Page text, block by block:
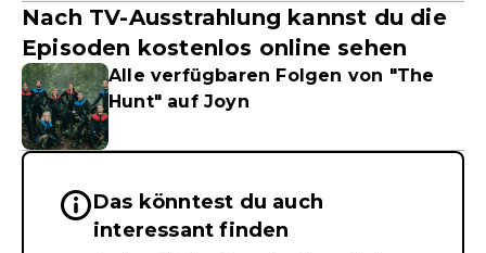
Nach TV-Ausstrahlung kannst du die
Episoden kostenlos online sehen
Alle verfügbaren Folgen von "The
Hunt" auf Joyn
Wichtige Hinweise &
Das könntest du auch
interessant finden